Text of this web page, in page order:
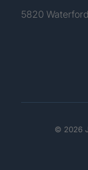
5820
© 2026